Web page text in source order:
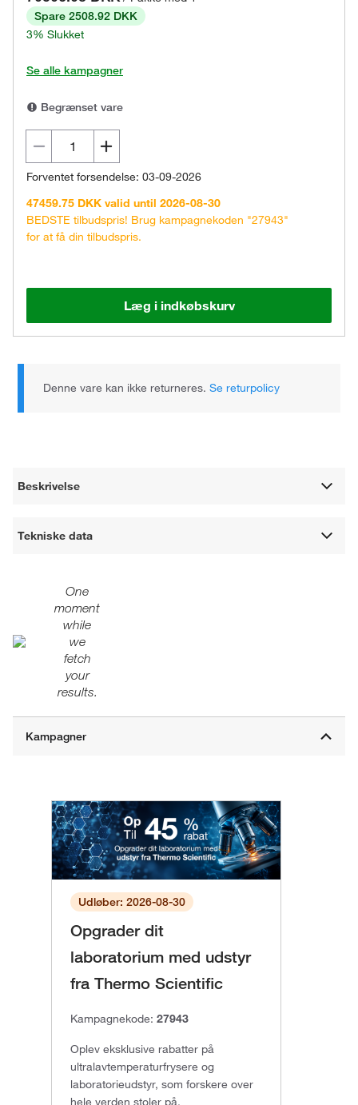
Spare 2508.92 DKK
3% Slukket
Se alle kampagner
Begrænset vare
Forventet forsendelse: 03-09-2026
47459.75 DKK valid until 2026-08-30
BEDSTE tilbudspris! Brug kampagnekoden "27943"
for at få din tilbudspris.
Læg i indkøbskurv
Denne vare kan ikke returneres.Se returpolicy
Beskrivelse
Tekniske data
One
moment
while
we
fetch
your
results.
Udløber: 2026-08-30
Opgrader dit
laboratorium med udstyr
fra Thermo Scientific
Kampagnekode: 27943
Oplev eksklusive rabatter på
ultralavtemperaturfrysere og
laboratorieudstyr, som forskere over
hele verden stoler på.